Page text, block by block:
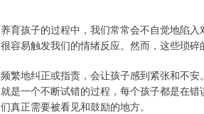
养育孩子的过程中，我们常常会不自觉地陷
很容易触发我们的情绪反应。然而，这些琐碎
频繁地纠正或指责，会让孩子感到紧张和不
就是一个不断试错的过程，每个孩子都是在
们真正需要被看见和鼓励的地方。